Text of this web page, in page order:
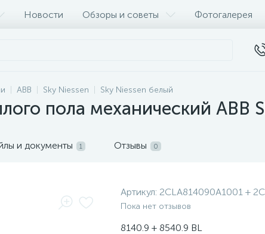
Новости Обзоры и советы Фотогалерея
ABB Sky Niessen Sky Niessen белый
пола механический ABB
и документы 1 Отзывы 0
Артикул: 2CLA814090A1001 +
Пока нет отзывов
8140.9 + 8540.9 BL